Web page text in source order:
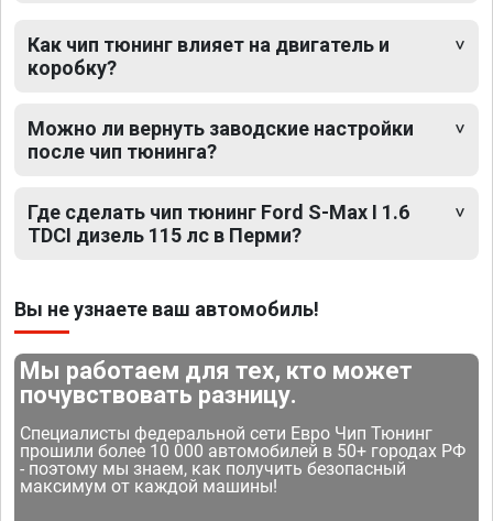
Как чип тюнинг влияет на двигатель и
коробку?
Можно ли вернуть заводские настройки
после чип тюнинга?
Где сделать чип тюнинг Ford S-Max I 1.6
TDCI дизель 115 лс в Перми?
Вы не узнаете ваш автомобиль!
Мы работаем для тех, кто может
почувствовать разницу.
Специалисты федеральной сети Евро Чип Тюнинг
прошили более 10 000 автомобилей в 50+ городах РФ
- поэтому мы знаем, как получить безопасный
максимум от каждой машины!